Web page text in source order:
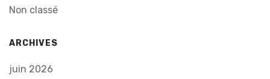
Non classé
ARCHIVES
juin 2026